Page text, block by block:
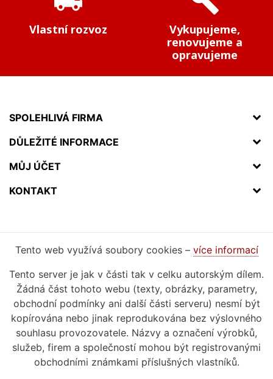
Vlastní rozvoz
Vykupujeme,
renovujeme a
opravujeme
SPOLEHLIVÁ FIRMA
DŮLEŽITÉ INFORMACE
MŮJ ÚČET
KONTAKT
Tento web využívá soubory cookies – více informací
Tento server je jak v části tak v celku autorským dílem.
Žádná část tohoto webu (texty, obrázky, parametry,
obchodní podmínky ani další části serveru) nesmí být
kopírována nebo jinak reprodukována bez výslovného
souhlasu provozovatele. Názvy a označení výrobků,
služeb, firem a společností mohou být registrovanými
obchodními známkami příslušných vlastníků.